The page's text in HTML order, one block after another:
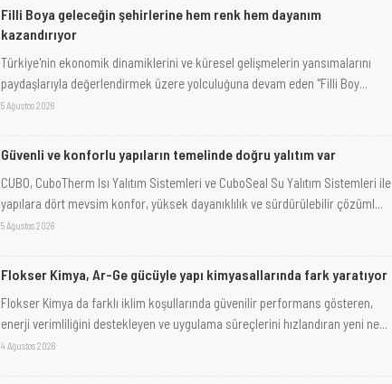
Filli Boya geleceğin şehirlerine hem renk hem dayanım
kazandırıyor
Türkiye'nin ekonomik dinamiklerini ve küresel gelişmelerin yansımalarını
paydaşlarıyla değerlendirmek üzere yolculuğuna devam eden "Filli Boy...
5 Ağustos 2026
Güvenli ve konforlu yapıların temelinde doğru yalıtım var
CUBO, CuboTherm Isı Yalıtım Sistemleri ve CuboSeal Su Yalıtım Sistemleri ile
yapılara dört mevsim konfor, yüksek dayanıklılık ve sürdürülebilir çözüml...
5 Ağustos 2026
Flokser Kimya, Ar-Ge gücüyle yapı kimyasallarında fark yaratıyor
Flokser Kimya da farklı iklim koşullarında güvenilir performans gösteren,
enerji verimliliğini destekleyen ve uygulama süreçlerini hızlandıran yeni ne...
4 Ağustos 2026